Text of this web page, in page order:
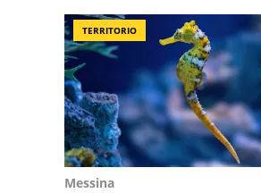
TERRITORIO
Messina